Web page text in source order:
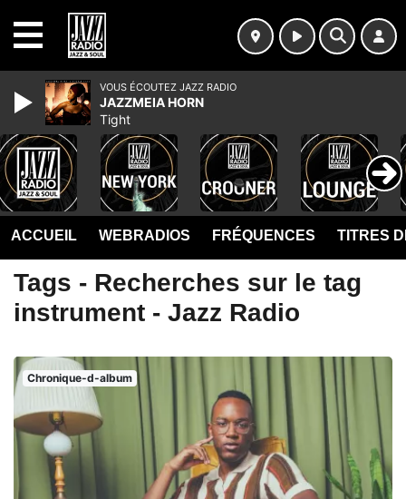
ACCUEIL WEBRADIOS FRÉQUENCES TITRES
Tags - Recherches sur le tag
instrument - Jazz Radio
Chronique-d-album
VOUS ÉCOUTEZ JAZZ RADIO
JAZZMEIA HORN
Tight